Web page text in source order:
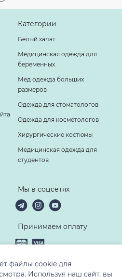
Категории
Белый халат
Медицинская одежда для
беременных
Мед одежда больших
размеров
Одежда для стоматологов
Одежда для косметологов
Хирургические костюмы
Медицинская одежда для
студентов
Мы в соцсетях
Принимаем оплату
файлы cookie для
Используя наш сайт, вы